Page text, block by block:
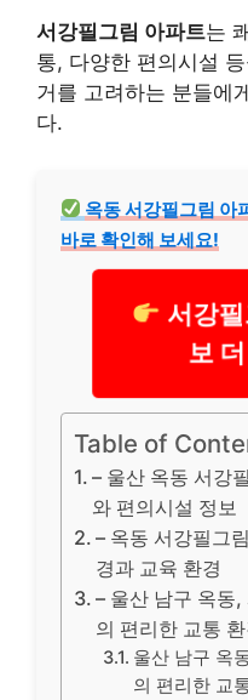
서강필그림 아파트는
통, 다양한 편의시설
거를 고려하는 분들에
다.
옥동 서강필그림 아
바로 확인해 보세요!
서강
보
Table of
– 울산 옥동 서강
와 편의시설 정보
– 옥동 서강필그
경과 교육 환경
– 울산 남구 옥동
의 편리한 교통 환
울산 남구 옥
의 편리한 교